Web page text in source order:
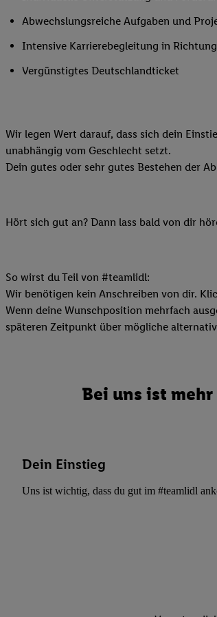
Abwechslungsreiche Aufgaben und
Intensive Karrierebegleitung in
Vergünstigtes Deutschlandticket
Wir legen Wert darauf, dass sich dein
unabhängig vom Geschlecht setzt.
Dein gutes oder sehr gutes Bestehen der
Hört sich gut an? Dann lass bald von dir
So wirst du Teil von #teamlidl:
Wir benötigen kein Anschreiben von dir.
Wenn deine Wunschposition mehrfach
späteren Zeitpunkt über mögliche
Bei uns ist
Dein Einstieg
Uns ist wichtig, dass du gut im #teamlidl